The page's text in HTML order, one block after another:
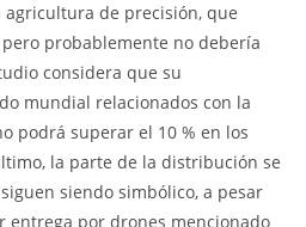
de precisión, que
probablemente no debería
considera que su
mundial relacionados con la
podrá superar el 10 % en los
la parte de la distribución se
siendo simbólico, a pesar
entrega por drones mencionado